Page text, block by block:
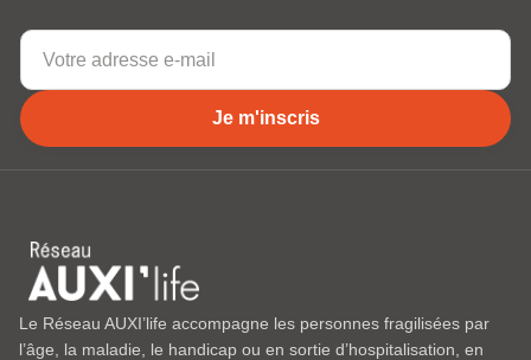
Je m'inscris
Le Réseau AUXI’life accompagne les personnes fragilisées par
l’âge, la maladie, le handicap ou en sortie d’hospitalisation, en